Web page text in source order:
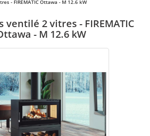
- FIREMATIC Ottawa - M 12.6 kW
ventilé 2 vitres - FIREMATIC
- M 12.6 kW